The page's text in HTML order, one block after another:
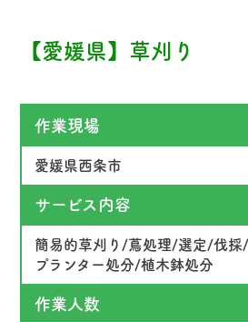
【愛媛県】草刈り
作業現場
愛媛県西条市
サービス内容
簡易的草刈り/蔦処理/選定/伐
プランター処分/植木鉢処分
作業人数